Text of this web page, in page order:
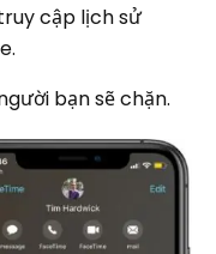
cập lịch sử
bạn sẽ chặn.